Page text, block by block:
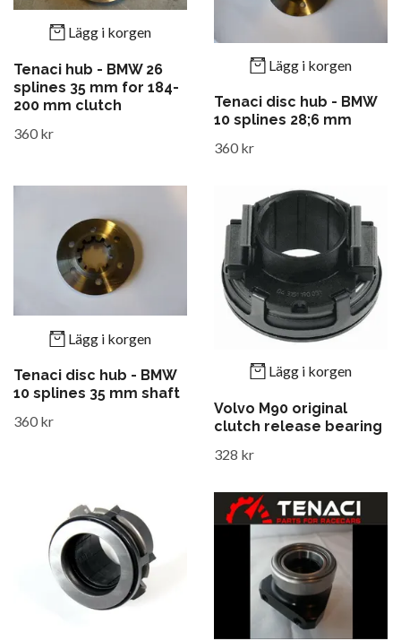
Lägg i korgen
Tenaci hub - BMW 26
splines 35 mm for 184-
200 mm clutch
360 kr
Lägg i korgen
Tenaci disc hub - BMW
10 splines 28;6 mm
360 kr
Lägg i korgen
Tenaci disc hub - BMW
10 splines 35 mm shaft
360 kr
Lägg i korgen
Volvo M90 original
clutch release bearing
328 kr